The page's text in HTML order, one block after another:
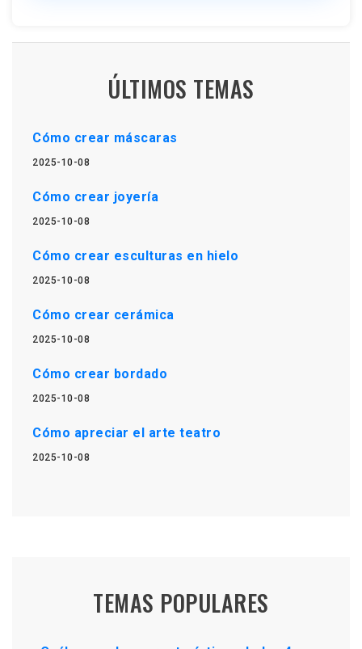
ÚLTIMOS TEMAS
Cómo crear máscaras
2025-10-08
Cómo crear joyería
2025-10-08
Cómo crear esculturas en hielo
2025-10-08
Cómo crear cerámica
2025-10-08
Cómo crear bordado
2025-10-08
Cómo apreciar el arte teatro
2025-10-08
TEMAS POPULARES